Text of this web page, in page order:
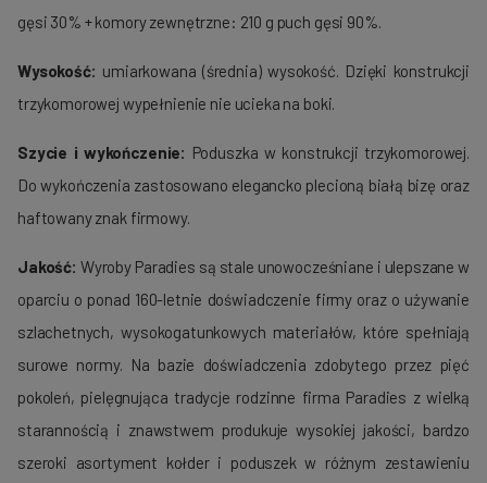
gęsi 30% + komory zewnętrzne: 210 g puch gęsi 90%.
Wysokość: umiarkowana (średnia) wysokość. Dzięki konstrukcji
trzykomorowej wypełnienie nie ucieka na boki.
Szycie i wykończenie: Poduszka w konstrukcji trzykomorowej.
Do wykończenia zastosowano elegancko plecioną białą bizę oraz
haftowany znak firmowy.
Jakość: Wyroby Paradies są stale unowocześniane i ulepszane w
oparciu o ponad 160-letnie doświadczenie firmy oraz o używanie
szlachetnych, wysokogatunkowych materiałów, które spełniają
surowe normy. Na bazie doświadczenia zdobytego przez pięć
poko­leń, pielę­gnująca tradycje rodzinne firma Paradies z wielką
starannością i znawstwem produ­kuje wysokiej jakości, bardzo
szeroki asortyment kołder i poduszek w róż­nym zestawieniu